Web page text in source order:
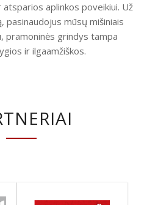
aplinkos poveikiui. Už
pasinaudojus mūsų mišiniais
pramoninės grindys tampa
ir ilgaamžiškos.